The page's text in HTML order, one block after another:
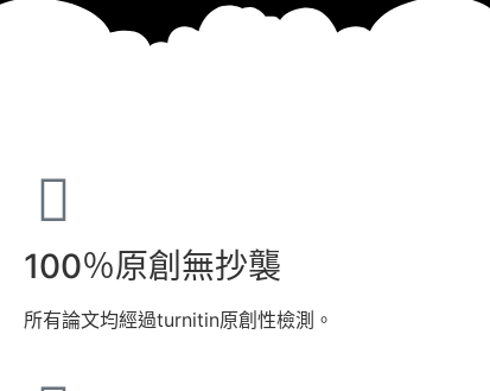
100％原創無抄襲
所有論文均經過turnitin原創性檢測。